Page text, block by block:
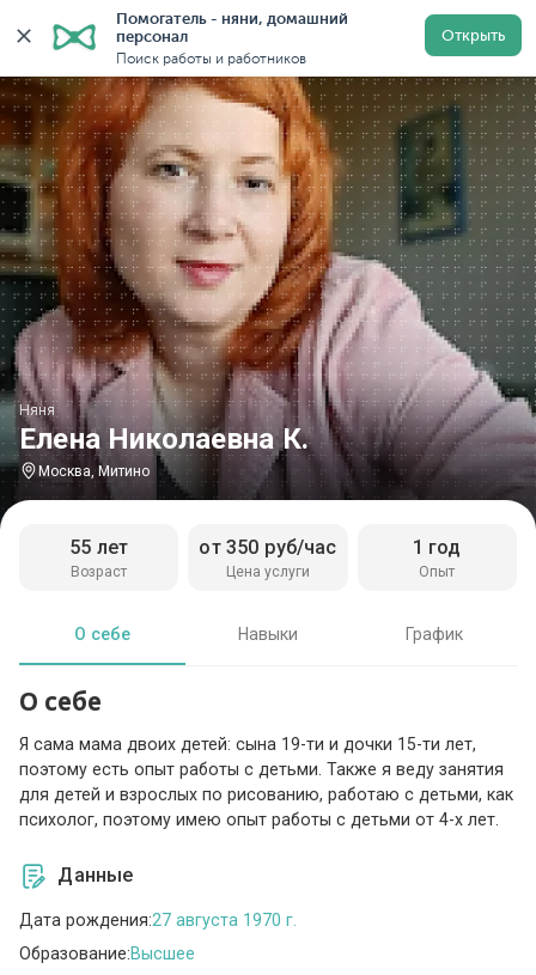
Помогатель - няни, домашний
персонал
Поиск работы и работников
Открыть
Главная Няни Няни в Москве Няни у метро
Елена Николаевна К.
Няня
Москва, Митино
Возраст
55 лет
Цена услуги
от 350 руб/час
Опыт
1 год
О себе Навыки График
О себе
Я сама мама двоих детей: сына 19-ти и дочки 15-ти лет,
поэтому есть опыт работы с детьми. Также я веду занятия
для детей и взрослых по рисованию, работаю с детьми, как
психолог, поэтому имею опыт работы с детьми от 4-х лет.
Данные
Дата рождения:27 августа 1970 г.
Образование:Высшее